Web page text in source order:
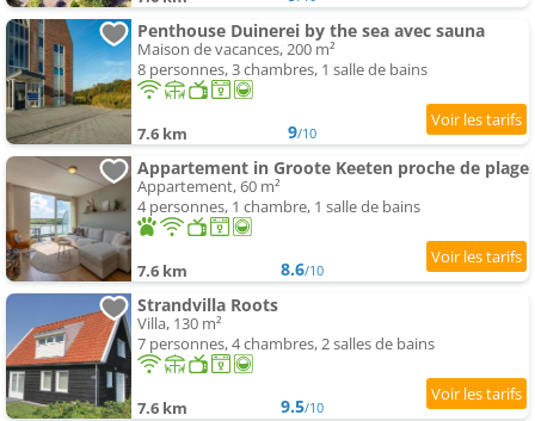
Penthouse Duinerei by the sea avec sauna
Maison de vacances, 200 m²
8 personnes, 3 chambres, 1 salle de bains
7.6 km 9/10
Appartement in Groote Keeten proche de plage
Appartement, 60 m²
4 personnes, 1 chambre, 1 salle de bains
7.6 km 8.6/10
Strandvilla Roots
Villa, 130 m²
7 personnes, 4 chambres, 2 salles de bains
7.6 km 9.5/10